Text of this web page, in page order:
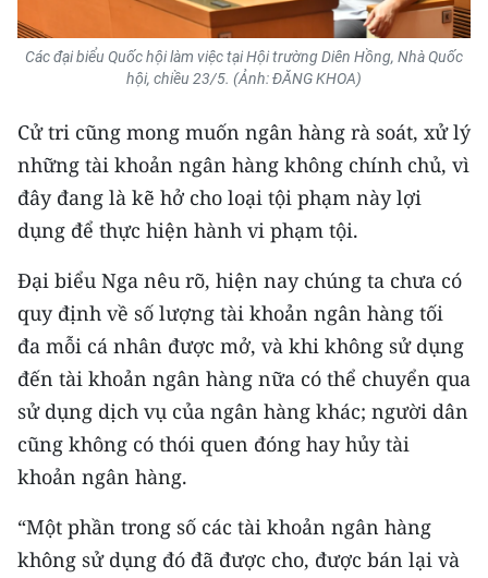
Các đại biểu Quốc hội làm việc tại Hội trường Diên Hồng, Nhà Quốc
hội, chiều 23/5. (Ảnh: ĐĂNG KHOA)
Cử tri cũng mong muốn ngân hàng rà soát, xử lý
những tài khoản ngân hàng không chính chủ, vì
đây đang là kẽ hở cho loại tội phạm này lợi
dụng để thực hiện hành vi phạm tội.
Đại biểu Nga nêu rõ, hiện nay chúng ta chưa có
quy định về số lượng tài khoản ngân hàng tối
đa mỗi cá nhân được mở, và khi không sử dụng
đến tài khoản ngân hàng nữa có thể chuyển qua
sử dụng dịch vụ của ngân hàng khác; người dân
cũng không có thói quen đóng hay hủy tài
khoản ngân hàng.
“Một phần trong số các tài khoản ngân hàng
không sử dụng đó đã được cho, được bán lại và